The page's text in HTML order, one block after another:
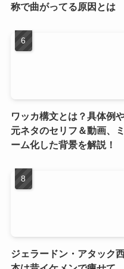
称で曲がってる原因とは
ワッカ構文とは？具体例
元ネタのセリフ＆動画、ミ
ーム化した背景を解説！
ジェラードン・アタック